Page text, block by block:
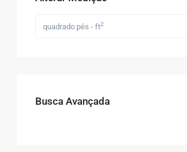
quadrado pés - ft2
Busca Avançada